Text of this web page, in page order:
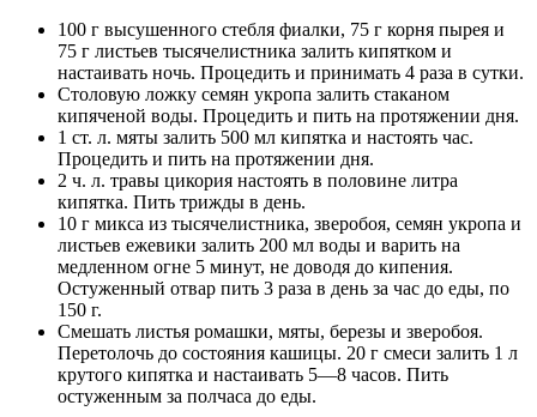
100 г высушенного стебля фиалки, 75 г корня пырея и
75 г листьев тысячелистника залить кипятком и
настаивать ночь. Процедить и принимать 4 раза в сутки.
Столовую ложку семян укропа залить стаканом
кипяченой воды. Процедить и пить на протяжении дня.
1 ст. л. мяты залить 500 мл кипятка и настоять час.
Процедить и пить на протяжении дня.
2 ч. л. травы цикория настоять в половине литра
кипятка. Пить трижды в день.
10 г микса из тысячелистника, зверобоя, семян укропа и
листьев ежевики залить 200 мл воды и варить на
медленном огне 5 минут, не доводя до кипения.
Остуженный отвар пить 3 раза в день за час до еды, по
150 г.
Смешать листья ромашки, мяты, березы и зверобоя.
Перетолочь до состояния кашицы. 20 г смеси залить 1 л
крутого кипятка и настаивать 5—8 часов. Пить
остуженным за полчаса до еды.